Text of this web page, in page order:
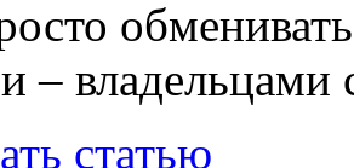
– владельцами
статью